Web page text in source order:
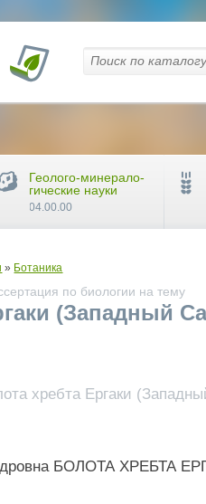
» Ботаника
по биологии на тему
(Западный
хребта Ергаки
БОЛОТА ХРЕБТА
Геолого-минерало-
гические науки
04.00.00